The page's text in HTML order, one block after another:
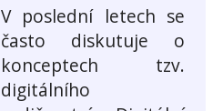
V poslední letech se
často diskutuje o
konceptech tzv.
digitálního